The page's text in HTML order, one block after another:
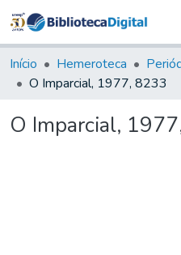
&
Início Hemeroteca
O Imparcial, 1977, 8233
O Imparcial,